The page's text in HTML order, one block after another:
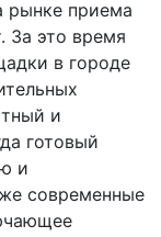
рынке приема
За это время
в городе
и
готовый
и
современные